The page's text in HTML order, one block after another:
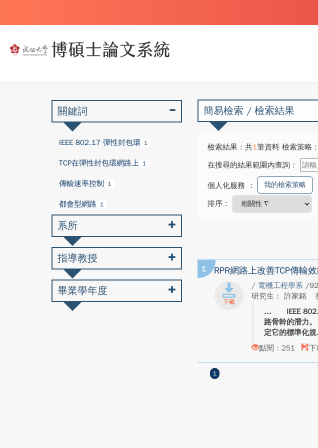
簡易檢索 / 檢索結果
檢索結果：共1筆資料 檢索策略：
在搜尋的結果範圍內查詢：
個人化服務 ： 我的檢索策略
排序：
1 RPR網路上改善TCP傳輸
/ 電機工程學系 /
研究生： 許家銘
IEEE
路骨幹的潛力
定它的標準化
點閱：251
下
1
關鍵詞
IEEE 802.17 彈性封包環 1
TCP在彈性封包環網路上 1
傳輸速率控制 1
都會型網路 1
系所
指導教授
畢業學年度